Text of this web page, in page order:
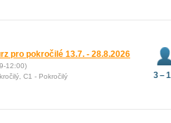
pro pokročilé 13.7. - 28.8.2026
12:00)
C1 - Pokročilý
3 –